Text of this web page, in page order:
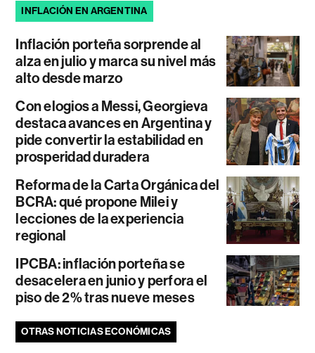
INFLACIÓN EN ARGENTINA
Inflación porteña sorprende al
alza en julio y marca su nivel más
alto desde marzo
Con elogios a Messi, Georgieva
destaca avances en Argentina y
pide convertir la estabilidad en
prosperidad duradera
Reforma de la Carta Orgánica del
BCRA: qué propone Milei y
lecciones de la experiencia
regional
IPCBA: inflación porteña se
desacelera en junio y perfora el
piso de 2% tras nueve meses
OTRAS NOTICIAS ECONÓMICAS